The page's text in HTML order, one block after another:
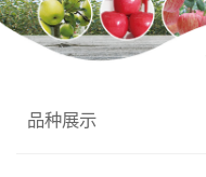
品种展示